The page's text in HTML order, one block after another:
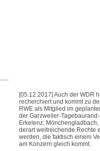
[05.12.2017] Auch der WDR
recherchiert und kommt zu
RWE als Mitglied im
der Garzweiler-
Erkelenz,
derart weitreichende Rechte
werden, die faktisch einem
am Konzern gleich kommt.